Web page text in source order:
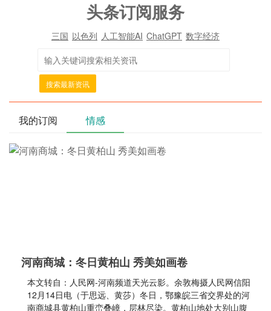
头条订阅服务
三国 以色列 人工智能AI ChatGPT 数字经济
搜索最新资讯
我的订阅 情感
河南商城：冬日黄柏山 秀美如画卷
本文转自：人民网-河南频道天光云影。余敦梅摄人民网信阳
12月14日电（于思远、黄莎）冬日，鄂豫皖三省交界处的河
南商城县黄柏山重峦叠嶂，层林尽染。黄柏山地处大别山腹